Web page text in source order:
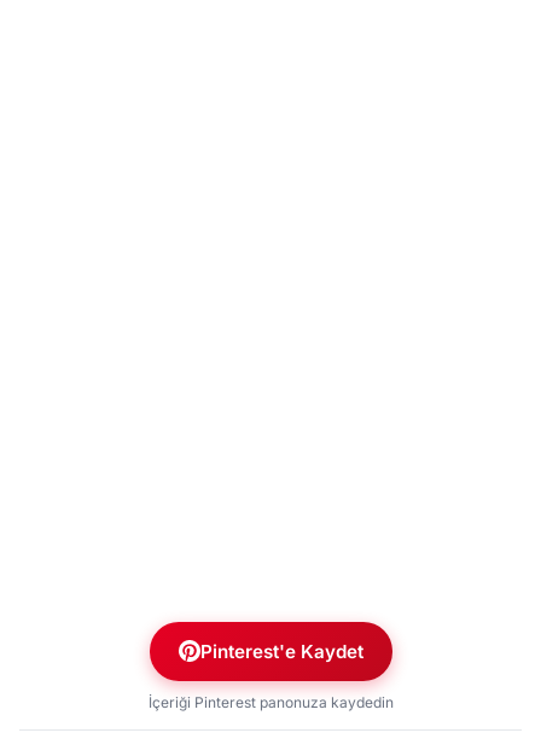
Pinterest'e Kaydet
İçeriği Pinterest panonuza kaydedin